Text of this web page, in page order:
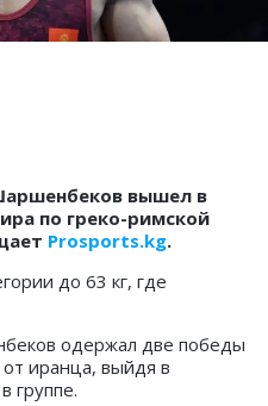
вышел в
по греко-римской
Prosports.kg.
до 63 кг, где
одержал две победы
иранца, выйдя в
группе.